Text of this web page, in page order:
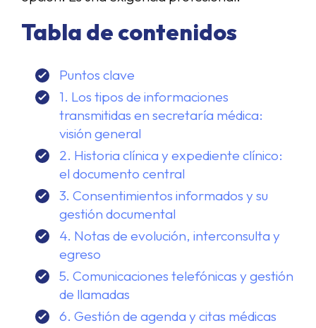
Tabla de contenidos
Puntos clave
1. Los tipos de informaciones
transmitidas en secretaría médica:
visión general
2. Historia clínica y expediente clínico:
el documento central
3. Consentimientos informados y su
gestión documental
4. Notas de evolución, interconsulta y
egreso
5. Comunicaciones telefónicas y gestión
de llamadas
6. Gestión de agenda y citas médicas